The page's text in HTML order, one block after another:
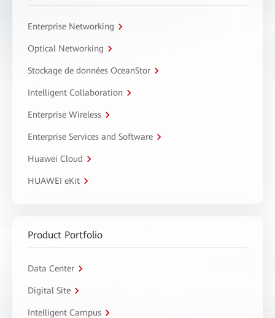
Enterprise Networking
Optical Networking
Stockage de données OceanStor
Intelligent Collaboration
Enterprise Wireless
Enterprise Services and Software
Huawei Cloud
HUAWEI eKit
Product Portfolio
Data Center
Digital Site
Intelligent Campus